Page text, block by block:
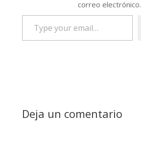
correo electrónico.
email…
Deja un comentario